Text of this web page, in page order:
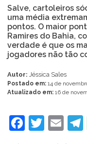
Salve, cartoleiros
uma média
pontos. O maior
Ramires do Bahia,
verdade é que os
jogadores não tão
Autor: Jéssica Sales
Postado em: 14 de
Atualizado em: 16 de